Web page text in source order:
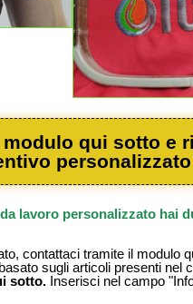
qui sotto e
personalizzato
lavoro personalizzato hai
contattaci tramite il modulo
sugli articoli presenti nel
sotto. Inserisci nel campo